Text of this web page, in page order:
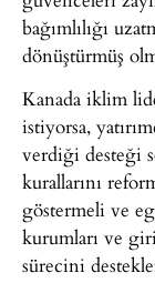
bağımlılığı
dönüştürmüş
Kanada iklim
istiyorsa,
verdiği desteği
kurallarını
göstermeli ve
kurumları ve
sürecini